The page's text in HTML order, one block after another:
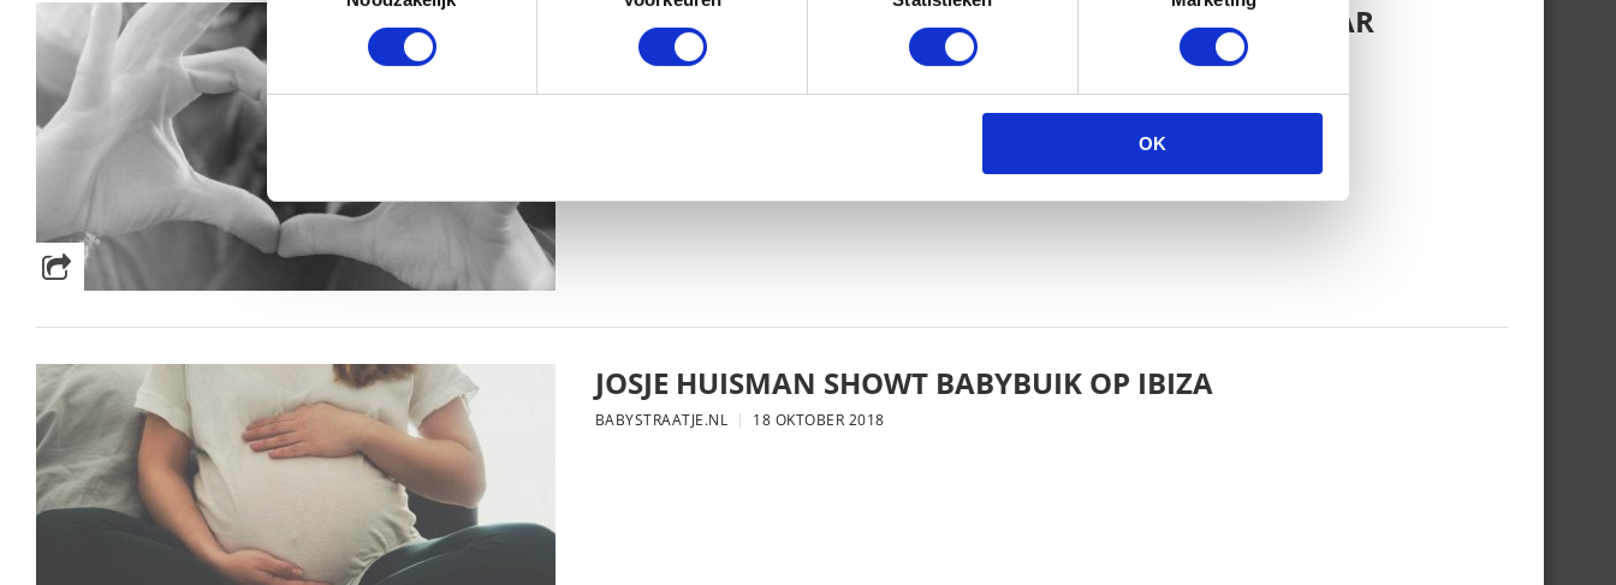
OK
KIM KÖTTER DEELT PRACHTIGE GEZINSFOTO MET HAAR
MANNEN
BABYSTRAATJE.NL 23 OKTOBER 2018
JOSJE HUISMAN SHOWT BABYBUIK OP IBIZA
BABYSTRAATJE.NL 18 OKTOBER 2018